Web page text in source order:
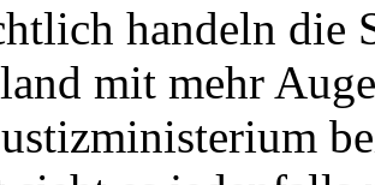
handeln die
mit mehr